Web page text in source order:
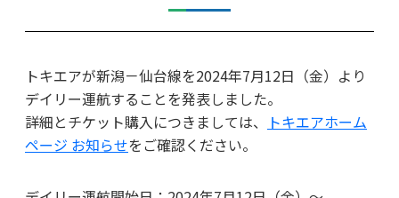
トキエアが新潟－仙台線を2024年7月12日（金）より
デイリー運航することを発表しました。
詳細とチケット購入につきましては、
トキエアホーム
ページ お知らせをご確認ください。